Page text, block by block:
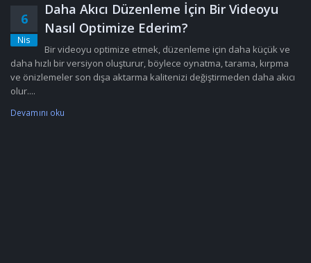
6
Nis
Daha Akıcı Düzenleme İçin Bir Videoyu
Nasıl Optimize Ederim?
Bir videoyu optimize etmek, düzenleme için daha küçük ve
daha hızlı bir versiyon oluşturur, böylece oynatma, tarama, kırpma
ve önizlemeler son dışa aktarma kalitenizi değiştirmeden daha akıcı
olur....
Devamını oku